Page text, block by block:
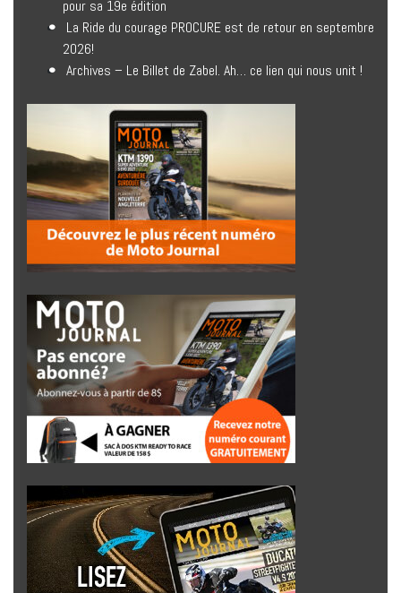
pour sa 19e édition
La Ride du courage PROCURE est de retour en septembre
2026!
Archives – Le Billet de Zabel. Ah… ce lien qui nous unit !